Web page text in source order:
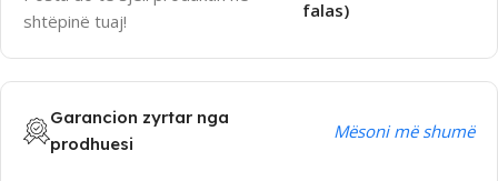
shtëpinë tuaj!
falas)
Garancion zyrtar nga
prodhuesi
Mësoni më shumë